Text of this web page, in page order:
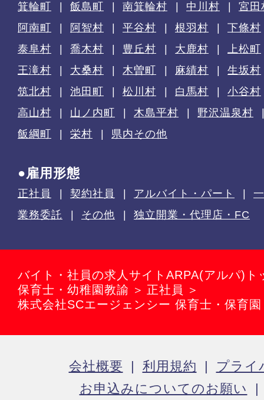
箕輪町
飯島町 南箕輪村 中川村
宮田
阿南町
阿智村 平谷村 根羽村
下條村
泰阜村
喬木村 豊丘村 大鹿村
上松町
王滝村
大桑村 木曽町 麻績村
生坂村
筑北村
池田町 松川村 白馬村
小谷村
高山村
山ノ内町 木島平村
野沢温泉村
飯綱町
栄村 県内その他
●雇用形態
正社員 契約社員 アルバイト・パート
業務委託
その他 独立開業・代理店・FC
バイト・社員の求人サイトARPA(アルパ)ト
保育士・幼稚園教諭
正社員
株式会社SCエージェンシー 保育士・保育
会社概要 利用規約
プライ
お申込みについてのお願い